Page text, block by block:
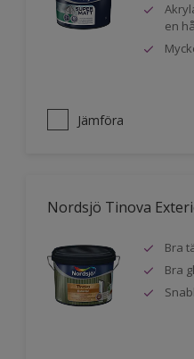
en
Jämföra
Nordsjö Tinova
Bra
Bra